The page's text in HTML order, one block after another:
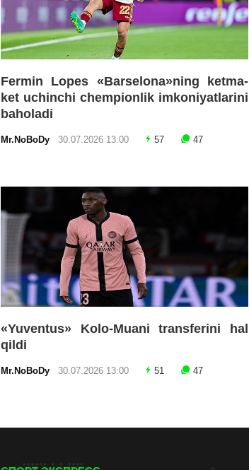
Fermin Lopes «Barselona»ning ketma-
ket uchinchi chempionlik imkoniyatlarini
baholadi
Mr.NoBoDy 30.07.2026 13:00 57 47
«Yuventus» Kolo-Muani transferini hal
qildi
Mr.NoBoDy 30.07.2026 13:00 51 47